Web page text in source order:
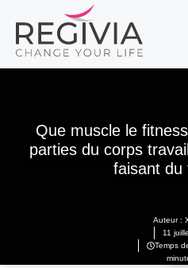
contenu
Que muscle le
parties du corps
faisant du
Auteur :
11
Temps